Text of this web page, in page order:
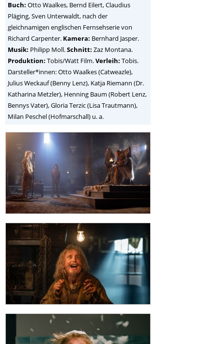
Buch: Otto Waalkes, Bernd Eilert, Claudius
Pläging, Sven Unterwaldt, nach der
gleichnamigen englischen Fernsehserie von
Richard Carpenter. Kamera: Bernhard Jasper.
Musik: Philipp Moll.Schnitt: Zaz Montana.
Produktion: Tobis/Watt Film.Verleih: Tobis.
Darsteller*innen: Otto Waalkes (Catweazle),
Julius Weckauf (Benny Lenz), Katja Riemann (Dr.
Katharina Metzler), Henning Baum (Robert Lenz,
Bennys Vater), Gloria Terzic (Lisa Trautmann),
Milan Peschel (Hofmarschall) u. a.